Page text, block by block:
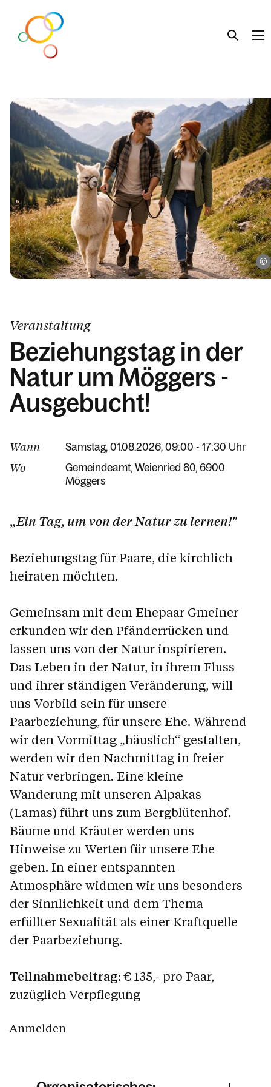
Lebens.Beratung
Liebe.Leben
Familie.Leben
Getrennt.Leben
Veranstaltung
Beziehungstag in der
Natur um Möggers -
Ausgebucht!
Wann Samstag, 01.08.2026, 09:00 - 17:30 Uhr
Wo Gemeindeamt Weienried 80 6900
Möggers
„Ein Tag, um von der Natur zu lernen!"
Beziehungstag für Paare, die kirchlich
heiraten möchten.
Gemeinsam mit dem Ehepaar Gmeiner
erkunden wir den Pfänderrücken und
lassen uns von der Natur inspirieren.
Das Leben in der Natur, in ihrem Fluss
und ihrer ständigen Veränderung, will
uns Vorbild sein für unsere
Paarbeziehung, für unsere Ehe. Während
wir den Vormittag „häuslich“ gestalten,
werden wir den Nachmittag in freier
Natur verbringen. Eine kleine
Wanderung mit unseren Alpakas
(Lamas) führt uns zum Bergblütenhof.
Bäume und Kräuter werden uns
Hinweise zu Werten für unsere Ehe
geben. In einer entspannten
Atmosphäre widmen wir uns besonders
der Sinnlichkeit und dem Thema
erfüllter Sexualität als einer Kraftquelle
der Paarbeziehung.
Teilnahmebeitrag:€ 135,- pro Paar,
zuzüglich Verpflegung
Anmelden